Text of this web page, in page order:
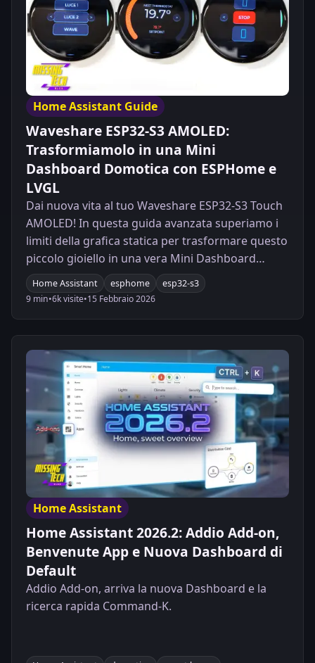
Home Assistant Guide
Waveshare ESP32-S3 AMOLED:
Trasformiamolo in una Mini
Dashboard Domotica con ESPHome e
LVGL
Dai nuova vita al tuo Waveshare ESP32-S3 Touch
AMOLED! In questa guida avanzata superiamo i
limiti della grafica statica per trasformare questo
piccolo gioiello in una vera Mini Dashboard
Domotica interattiva. Grazie alla potenza di
ESPHome e al motore grafico LVGL, realizzeremo
le Tapparelle motorizzate. Scopri perché un
microcontrollore dedicato è spesso meglio di un
tablet Android e scarica il codice YAML completo,
verificato e pronto per la tua Smart Home.
Home Assistant esphome
esp32-s3
9 min•6k visite•15 Febbraio 2026
Home Assistant
Home Assistant 2026.2: Addio Add-on,
Benvenute App e Nuova Dashboard di
Default
Addio Add-on, arriva la nuova Dashboard e la
ricerca rapida Command-K.